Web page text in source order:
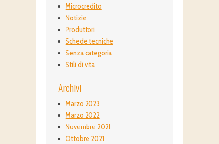
Microcredito
Notizie
Produttori
Schede tecniche
Senza categoria
Stili di vita
Archivi
Marzo 2023
Marzo 2022
Novembre 2021
Ottobre 2021